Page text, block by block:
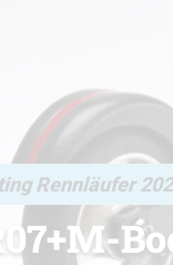
Rennläufer